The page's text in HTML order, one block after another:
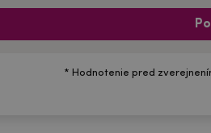
* Hodnotenie pred